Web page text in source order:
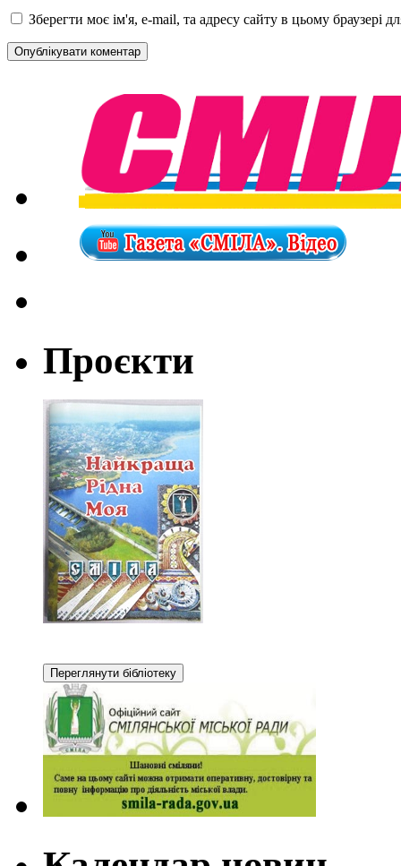
Зберегти моє ім'я, e-mail, та адресу сайту в цьому браузері
Проєкти